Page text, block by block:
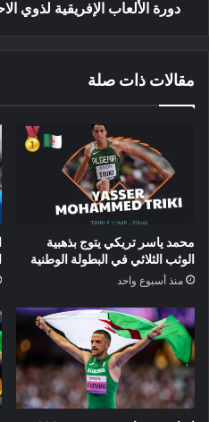
دورة الألعاب الإفريقية لذوي
مقالات ذات صلة
محمد ياسر تريكي يتوج بذهبية
الوثب الثلاثي في البطولة الوطنية
منذ أسبوع واحد